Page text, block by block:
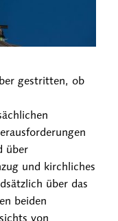
gestritten, ob
über
und kirchliches
über das
beiden
von